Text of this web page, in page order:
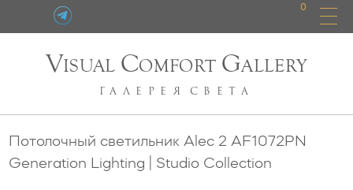
0
VISUAL COMFORT GALLERY
ГАЛЕРЕЯ СВЕТА
Потолочный светильник Alec 2 AF1072PN
Generation Lighting | Studio Collection